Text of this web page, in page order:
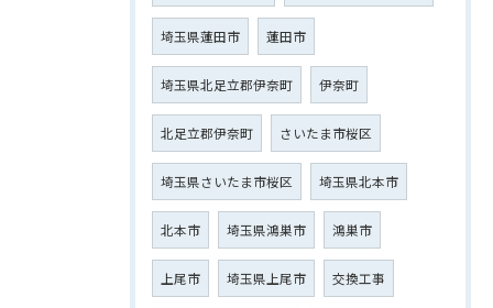
埼玉県蓮田市 蓮田市
埼玉県北足立郡伊奈町 伊奈町
北足立郡伊奈町 さいたま市桜区
埼玉県さいたま市桜区 埼玉県北本市
北本市 埼玉県鴻巣市 鴻巣市
上尾市 埼玉県上尾市 交換工事